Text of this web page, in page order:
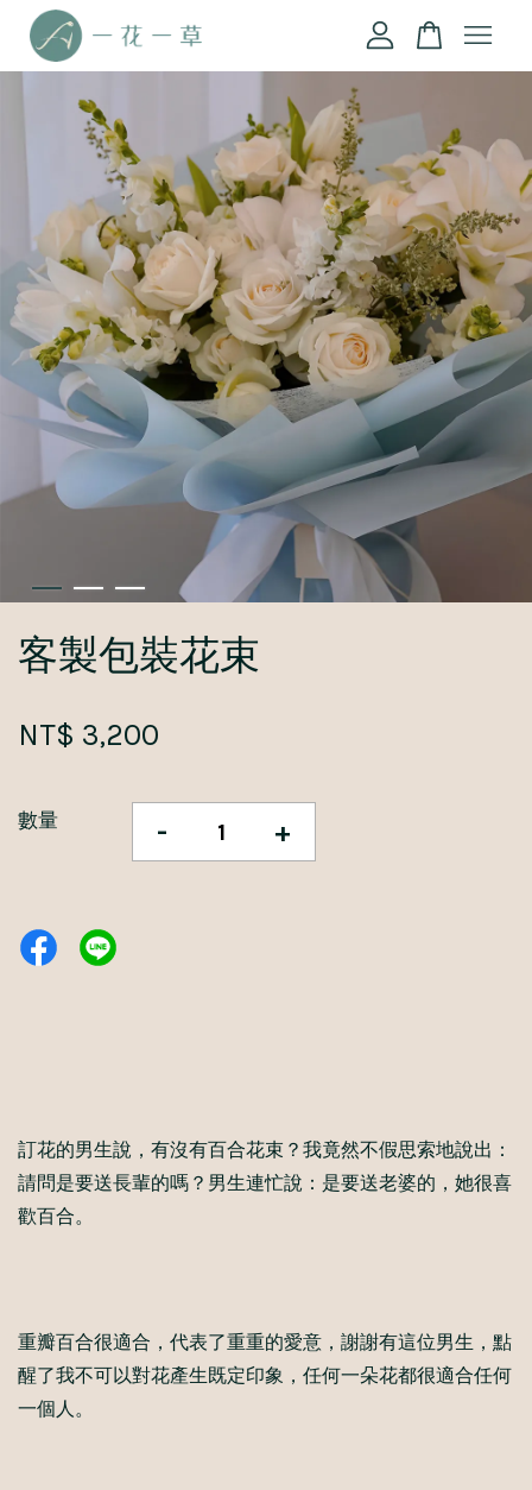
客製包裝花束
NT$ 3,200
數量 - +
訂花的男生說，有沒有百合花束？我竟然不假思索地說出：
請問是要送長輩的嗎？男生連忙說：是要送老婆的，她很喜
歡百合。
重瓣百合很適合，代表了重重的愛意，謝謝有這位男生，點
醒了我不可以對花產生既定印象，任何一朵花都很適合任何
一個人。
您的購物車目前還是空的。
繼續購物